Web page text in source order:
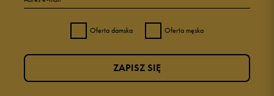
Oferta damska Oferta męska
ZAPISZ SIĘ